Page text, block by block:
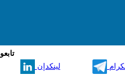
لينكدإن